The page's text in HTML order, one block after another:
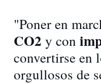
"Poner en
CO2 y con
convertirse en
orgullosos de